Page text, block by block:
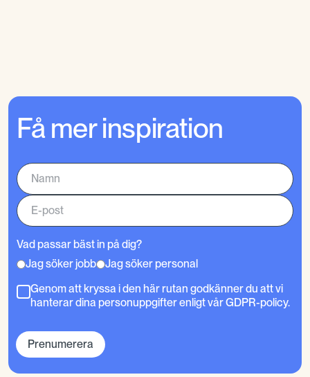
Få mer inspiration
Vad passar bäst in på dig?
Jag söker jobb
Jag söker personal
Genom att kryssa i den här rutan godkänner du att vi
hanterar dina personuppgifter enligt vår GDPR-policy.
Prenumerera